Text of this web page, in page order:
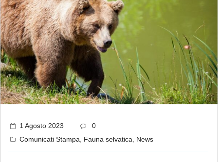
1 Agosto 2023
0
Comunicati Stampa, Fauna selvatica, News